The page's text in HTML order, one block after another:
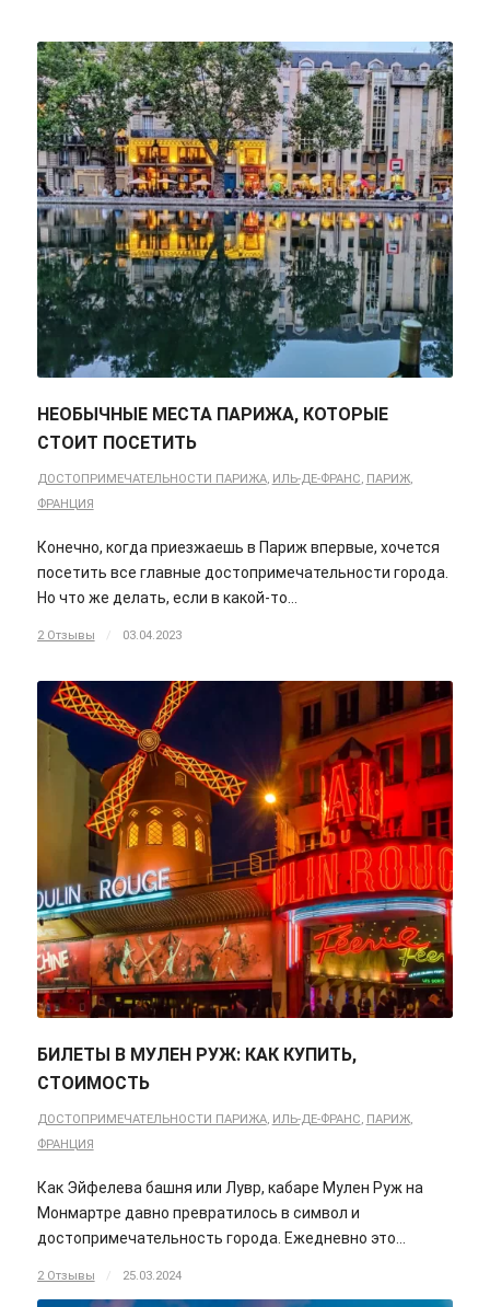
НЕОБЫЧНЫЕ МЕСТА ПАРИЖА, КОТОРЫЕ
СТОИТ ПОСЕТИТЬ
ДОСТОПРИМЕЧАТЕЛЬНОСТИ ПАРИЖА, ИЛЬ-ДЕ-ФРАНС, ПАРИЖ,
ФРАНЦИЯ
Конечно, когда приезжаешь в Париж впервые, хочется
посетить все главные достопримечательности города.
Но что же делать, если в какой-то…
2 Отзывы / 03.04.2023
БИЛЕТЫ В МУЛЕН РУЖ: КАК КУПИТЬ,
СТОИМОСТЬ
ДОСТОПРИМЕЧАТЕЛЬНОСТИ ПАРИЖА, ИЛЬ-ДЕ-ФРАНС, ПАРИЖ,
ФРАНЦИЯ
Как Эйфелева башня или Лувр, кабаре Мулен Руж на
Монмартре давно превратилось в символ и
достопримечательность города. Ежедневно это…
2 Отзывы / 25.03.2024